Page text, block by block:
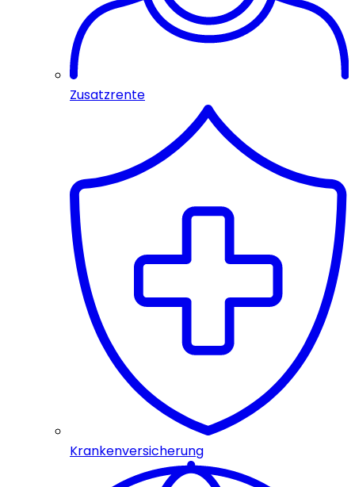
Zusatzrente
Krankenversicherung